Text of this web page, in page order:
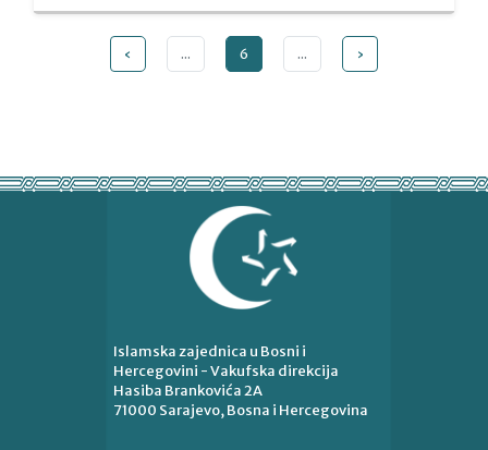
‹ ... 6 ... ›
Islamska zajednica u Bosni i
Hercegovini - Vakufska direkcija
Hasiba Brankovića 2A
71000 Sarajevo, Bosna i Hercegovina